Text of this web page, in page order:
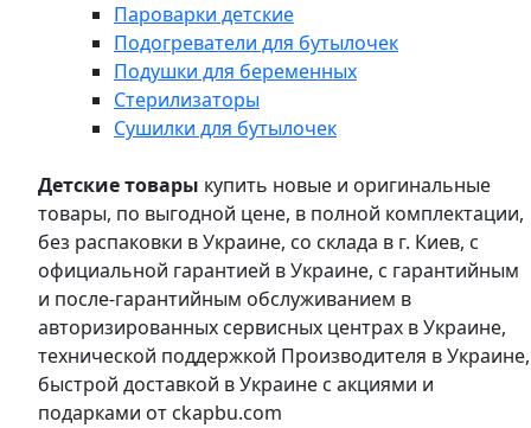
Пароварки детские
Подогреватели для бутылочек
Подушки для беременных
Стерилизаторы
Сушилки для бутылочек
Детские товары купить новые и оригинальные
товары, по выгодной цене, в полной комплектации,
без распаковки в Украине, со склада в г. Киев, с
официальной гарантией в Украине, с гарантийным
и после-гарантийным обслуживанием в
авторизированных сервисных центрах в Украине,
технической поддержкой Производителя в Украине,
быстрой доставкой в Украине с акциями и
подарками от ckapbu.com